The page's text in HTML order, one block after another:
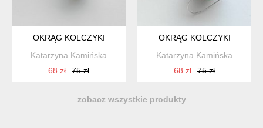
OKRĄG KOLCZYKI
Katarzyna Kamińska
68 zł
75 zł
OKRĄG KOLCZYKI
Katarzyna Kamińska
68 zł
75 zł
zobacz wszystkie produkty